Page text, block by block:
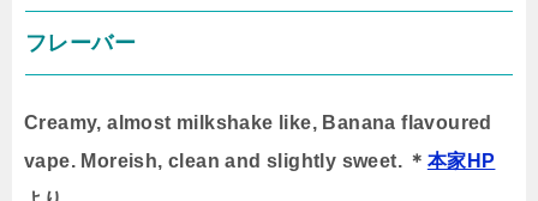
フレーバー
Creamy, almost milkshake like, Banana flavoured
vape. Moreish, clean and slightly sweet. ＊ 本家HP